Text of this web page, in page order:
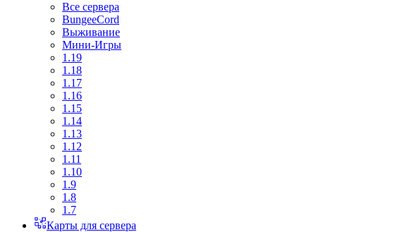
Все сервера
BungeeCord
Выживание
Мини-Игры
1.19
1.18
1.17
1.16
1.15
1.14
1.13
1.12
1.11
1.10
1.9
1.8
1.7
Карты для сервера